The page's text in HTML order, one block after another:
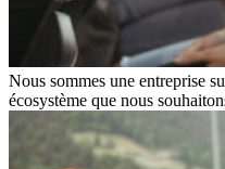
Nous sommes une entreprise
écosystème que nous